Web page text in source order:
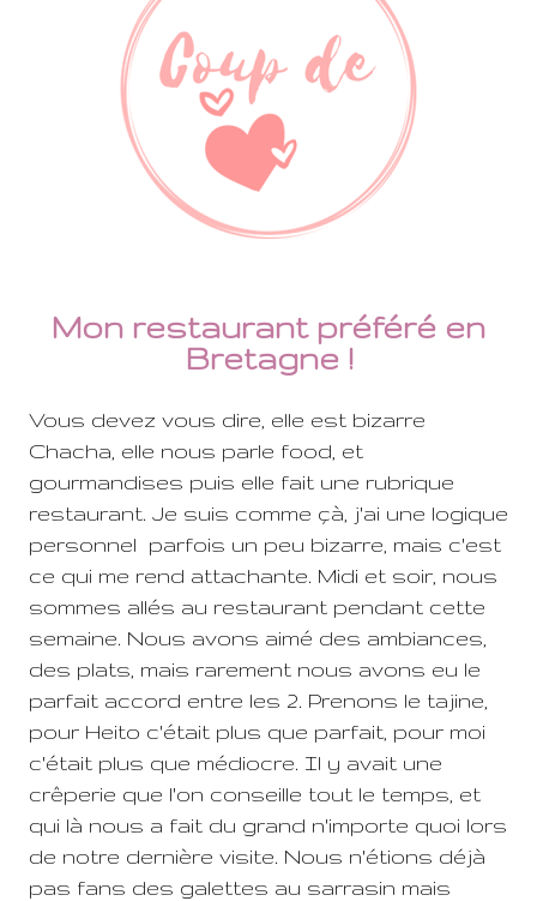
Mon restaurant préféré en
Bretagne !
Vous devez vous dire, elle est bizarre
Chacha, elle nous parle food, et
gourmandises puis elle fait une rubrique
restaurant. Je suis comme çà, j'ai une logique
personnel parfois un peu bizarre, mais c'est
ce qui me rend attachante. Midi et soir, nous
sommes allés au restaurant pendant cette
semaine. Nous avons aimé des ambiances,
des plats, mais rarement nous avons eu le
parfait accord entre les 2. Prenons le tajine,
pour Heito c'était plus que parfait, pour moi
c'était plus que médiocre. Il y avait une
crêperie que l'on conseille tout le temps, et
qui là nous a fait du grand n'importe quoi lors
de notre dernière visite. Nous n'étions déjà
pas fans des galettes au sarrasin mais